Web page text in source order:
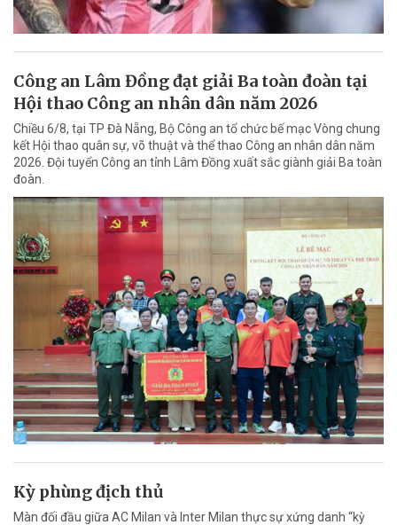
Công an Lâm Đồng đạt giải Ba toàn đoàn tại
Hội thao Công an nhân dân năm 2026
Chiều 6/8, tại TP Đà Nẵng, Bộ Công an tổ chức bế mạc Vòng chung
kết Hội thao quân sự, võ thuật và thể thao Công an nhân dân năm
2026. Đội tuyển Công an tỉnh Lâm Đồng xuất sắc giành giải Ba toàn
đoàn.
Kỳ phùng địch thủ
Màn đối đầu giữa AC Milan và Inter Milan thực sự xứng danh “kỳ